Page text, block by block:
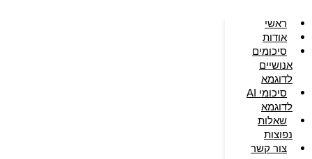
ראשי
אודות
סיכומים
אנושיים
לדוגמא
סיכומי AI
לדוגמא
שאלות
נפוצות
צור קשר